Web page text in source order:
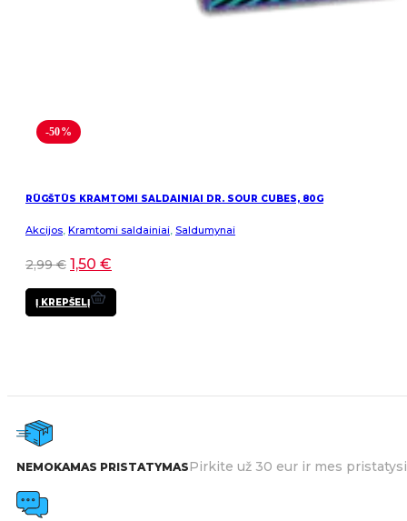
-50%
RŪGŠTŪS KRAMTOMI SALDAINIAI DR. SOUR CUBES, 80G
Akcijos Kramtomi saldainiai Saldumynai
2,99€ 1,50 €
Į KREPŠELĮ
NEMOKAMAS PRISTATYMASPirkite už 30 eur ir mes